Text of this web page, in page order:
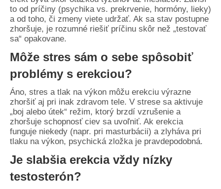
to od príčiny (psychika vs. prekrvenie, hormóny, lieky)
a od toho, či zmeny viete udržať. Ak sa stav postupne
zhoršuje, je rozumné riešiť príčinu skôr než „testovať
sa“ opakovane.
Môže stres sám o sebe spôsobiť
problémy s erekciou?
Áno, stres a tlak na výkon môžu erekciu výrazne
zhoršiť aj pri inak zdravom tele. V strese sa aktivuje
„boj alebo útek“ režim, ktorý brzdí vzrušenie a
zhoršuje schopnosť ciev sa uvoľniť. Ak erekcia
funguje niekedy (napr. pri masturbácii) a zlyháva pri
tlaku na výkon, psychická zložka je pravdepodobná.
Je slabšia erekcia vždy nízky
testosterón?